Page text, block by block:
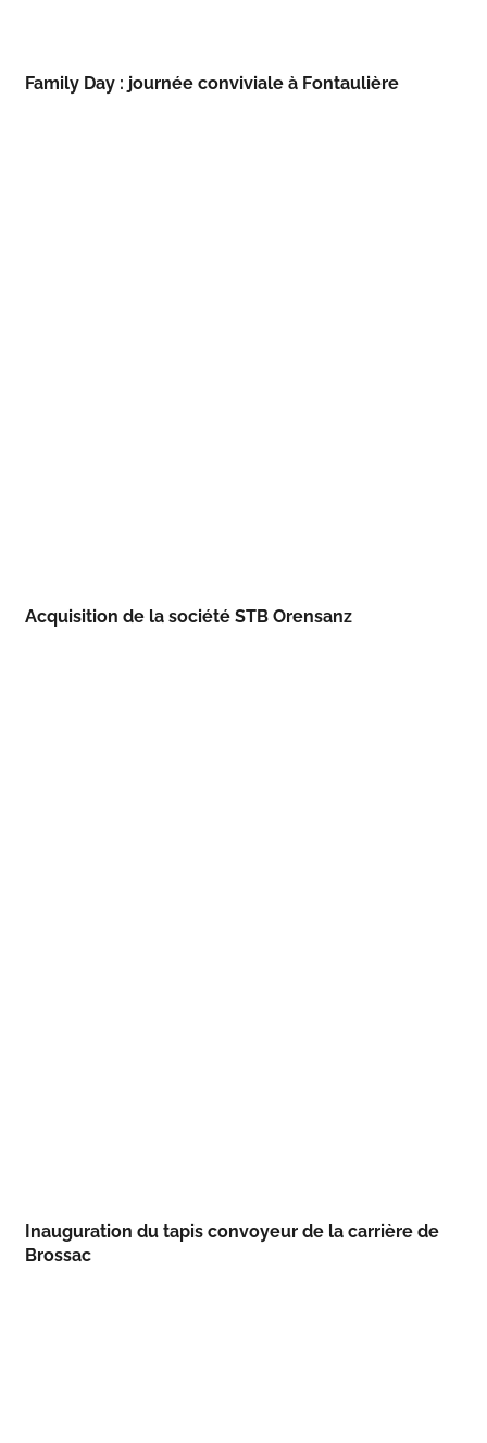
Family Day : journée conviviale à Fontaulière
Acquisition de la société STB Orensanz
Inauguration du tapis convoyeur de la carrière de
Brossac